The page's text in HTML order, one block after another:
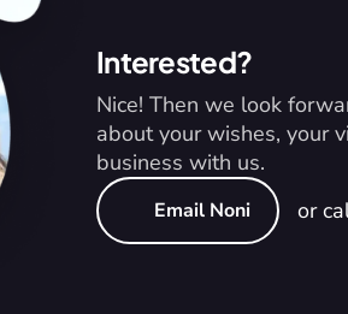
Interested?
Nice! Then we look
about your wishes, your
business with us.
Email Noni or